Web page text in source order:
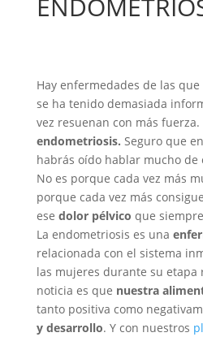
Hay enfermedades de las
se ha tenido demasiada
vez resuenan con más
endometriosis. Seguro que
habrás oído hablar mucho de
No es porque cada vez más
porque cada vez más
ese dolor pélvico que
La endometriosis es una
relacionada con el sistema
las mujeres durante su etapa
noticia es que nuestra
tanto positiva como
y desarrollo. Y con nuestros